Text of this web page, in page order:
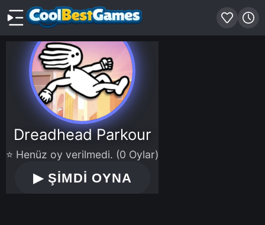
Dreadhead Parkour
⭐ Henüz oy verilmedi. (0 Oylar)
▶ŞİMDİ OYNA